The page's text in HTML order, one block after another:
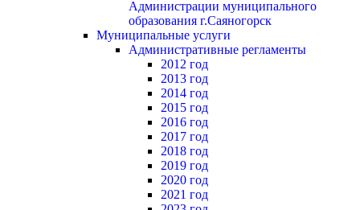
Администрации муниципального
образования г.Саяногорск
Муниципальные услуги
Административные регламенты
2012 год
2013 год
2014 год
2015 год
2016 год
2017 год
2018 год
2019 год
2020 год
2021 год